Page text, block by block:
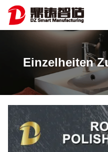
Einzelheiten